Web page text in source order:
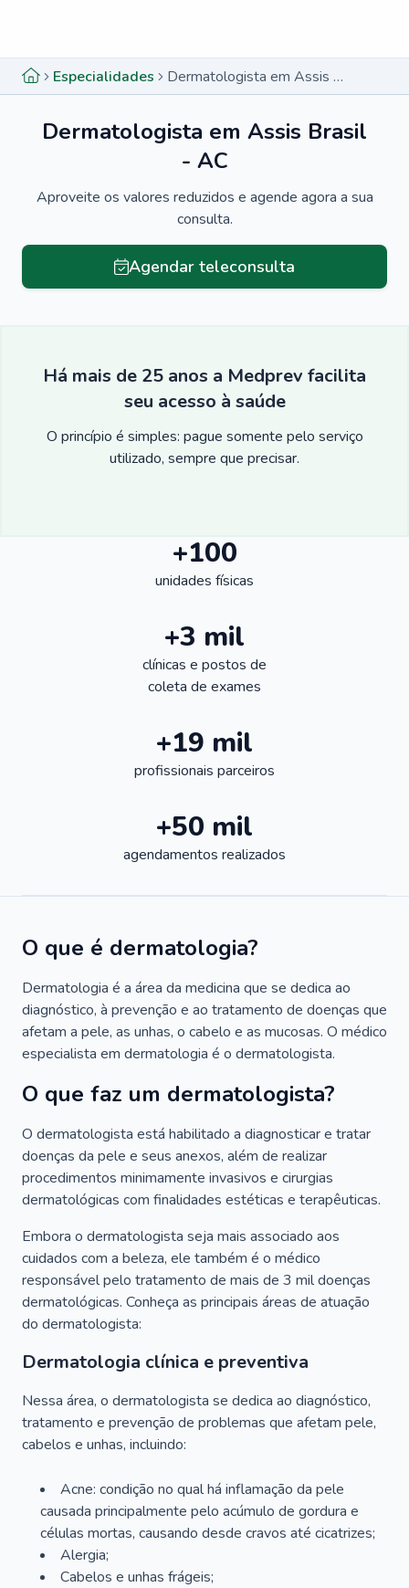
Especialidades Dermatologista em Assis Brasil - AC
Dermatologista em Assis Brasil
- AC
Aproveite os valores reduzidos e agende agora a sua
consulta.
Agendar teleconsulta
Há mais de 25 anos a Medprev facilita
seu acesso à saúde
O princípio é simples: pague somente pelo serviço
utilizado, sempre que precisar.
+100
unidades físicas
+3 mil
clínicas e postos de
coleta de exames
+19 mil
profissionais parceiros
+50 mil
agendamentos realizados
O que é dermatologia?
Dermatologia é a área da medicina que se dedica ao
diagnóstico, à prevenção e ao tratamento de doenças que
afetam a pele, as unhas, o cabelo e as mucosas. O médico
especialista em dermatologia é o dermatologista.
O que faz um dermatologista?
O dermatologista está habilitado a diagnosticar e tratar
doenças da pele e seus anexos, além de realizar
procedimentos minimamente invasivos e cirurgias
dermatológicas com finalidades estéticas e terapêuticas.
Embora o dermatologista seja mais associado aos
cuidados com a beleza, ele também é o médico
responsável pelo tratamento de mais de 3 mil doenças
dermatológicas. Conheça as principais áreas de atuação
do dermatologista:
Dermatologia clínica e preventiva
Nessa área, o dermatologista se dedica ao diagnóstico,
tratamento e prevenção de problemas que afetam pele,
cabelos e unhas, incluindo:
Acne: condição no qual há inflamação da pele
causada principalmente pelo acúmulo de gordura e
células mortas, causando desde cravos até cicatrizes;
Alergia;
Cabelos e unhas frágeis;